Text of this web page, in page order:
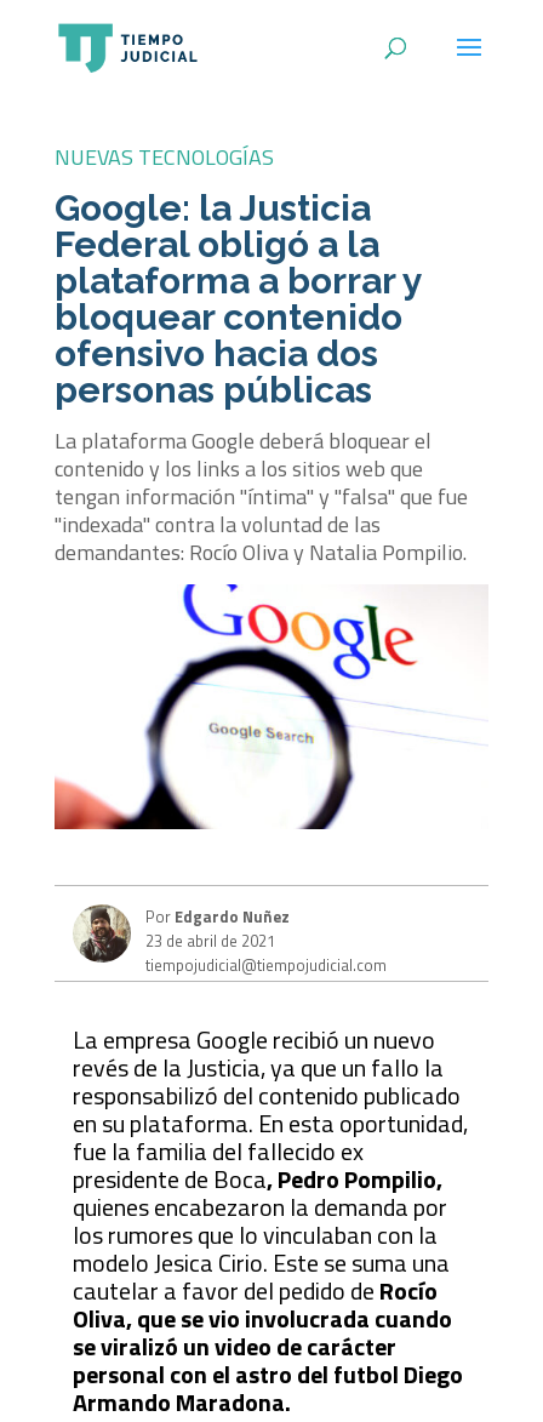
NUEVAS TECNOLOGÍAS
Google: la Justicia
Federal obligó a la
plataforma a borrar y
bloquear contenido
ofensivo hacia dos
personas públicas
La plataforma Google deberá bloquear el
contenido y los links a los sitios web que
tengan información "íntima" y "falsa" que fue
"indexada" contra la voluntad de las
demandantes: Rocío Oliva y Natalia Pompilio.
PorEdgardo Nuñez
23 de abril de 2021
tiempojudicial@tiempojudicial.com
La empresa Google recibió un nuevo
revés de la Justicia, ya que un fallo la
responsabilizó del contenido publicado
en su plataforma. En esta oportunidad,
fue la familia del fallecido ex
presidente de Boca, Pedro Pompilio,
quienes encabezaron la demanda por
los rumores que lo vinculaban con la
modelo Jesica Cirio. Este se suma una
cautelar a favor del pedido deRocío
Oliva, que se vio involucrada cuando
se viralizó un video de carácter
personal con el astro del futbol Diego
Armando Maradona.